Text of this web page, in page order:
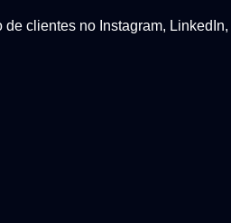
clientes no Instagram,